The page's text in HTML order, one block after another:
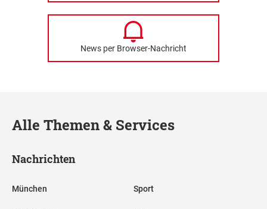
News per Browser-Nachricht
Alle Themen & Services
Nachrichten
München Sport